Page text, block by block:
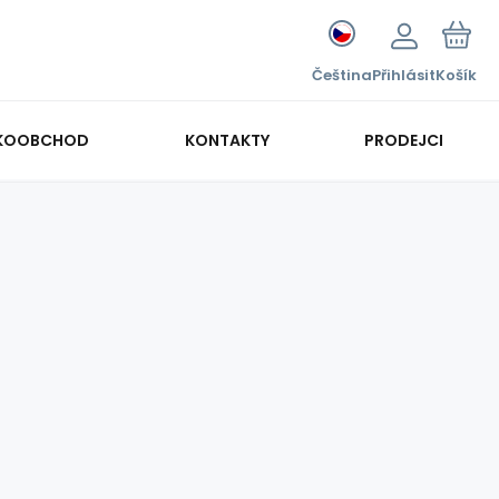
ČeštinaPřihlásitKošík
KONTAKTY PRODEJCI